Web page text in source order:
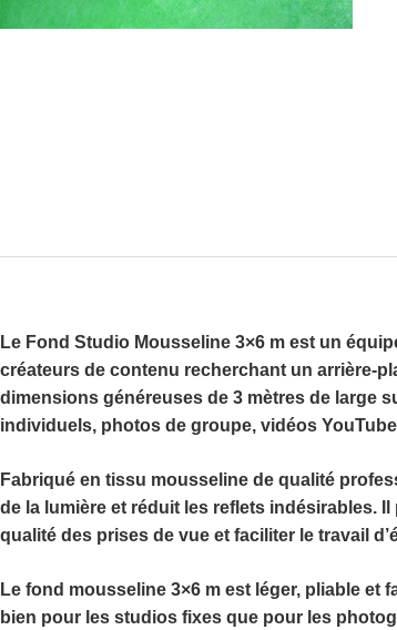
Le Fond Studio Mousseline 3×6 m est un
créateurs de contenu recherchant un arrière-
dimensions généreuses de 3 mètres de large
individuels, photos de groupe, vidéos
Fabriqué en tissu mousseline de qualité
de la lumière et réduit les reflets indésirables.
qualité des prises de vue et faciliter le travail
Le fond mousseline 3×6 m est léger, pliable et
bien pour les studios fixes que pour les